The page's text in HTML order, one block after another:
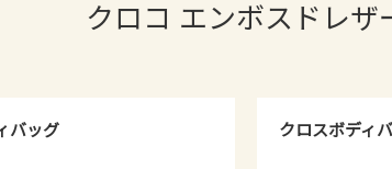
クロコ エンボスドレザ
バッグ クロスボディ